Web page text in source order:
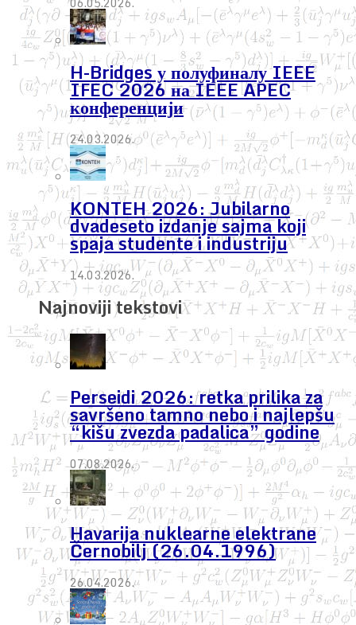
H-Bridges у полуфиналу IEEE
IFEC 2026 на IEEE APEC
конференцији
24.03.2026.
KONTEH 2026: Jubilarno
dvadeseto izdanje sajma koji
spaja studente i industriju
14.03.2026.
Najnoviji tekstovi
Perseidi 2026: retka prilika za
savršeno tamno nebo i najlepšu
“kišu zvezda padalica” godine
07.08.2026.
Havarija nuklearne elektrane
Černobilj (26.04.1996)
26.04.2026.